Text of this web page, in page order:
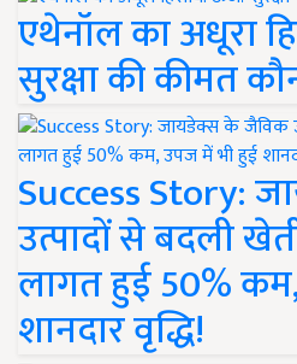
एथेनॉल का अधूरा
सुरक्षा की कीमत
Success Story:
उत्पादों से बदली
लागत हुई 50%
शानदार वृद्धि!